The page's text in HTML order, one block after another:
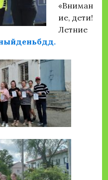
«Вниман
ие, дети!
Летние